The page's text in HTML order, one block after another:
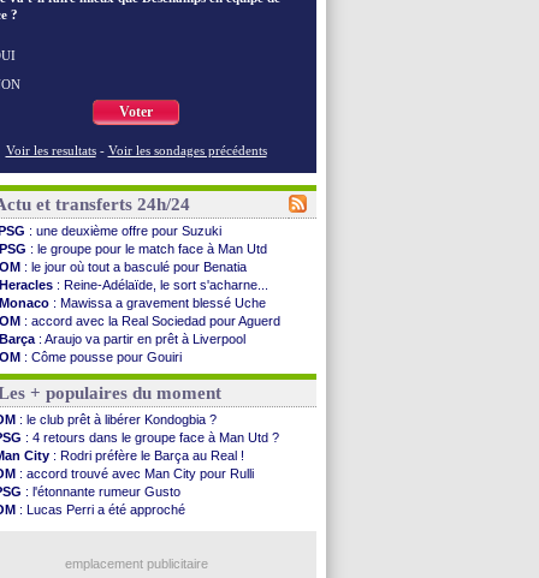
?
Voter
Voir les resultats - Voir les sondages précédents
et transferts 24h/24
: une deuxième offre pour Suzuki
PSG : le groupe pour le match face à Man Utd
OM : le jour où tout a basculé pour Benatia
Heracles : Reine-Adélaïde, le sort s'acharne...
Monaco : Mawissa a gravement blessé Uche
OM : accord avec la Real Sociedad pour Aguerd
Barça : Araujo va partir en prêt à Liverpool
OM : Côme pousse pour Gouiri
Man Utd: le groupe pour défier le PSG
: Caen premier leader
: Højbjerg, son agent maintient le suspense
: Gouiri évoque son avenir
: le transfert d'Asllani tombe à l'eau
: 1ère utilisation du Football Video Support
: Benatia envoie une pique à Longoria
: Al-Ahli veut Pape Gueye
: la dernière saison de Fonseca ?
: McCourt a versé 120 M€ en 2026
+ populaires du moment
: le club prêt à libérer Kondogbia ?
: 4 retours dans le groupe face à Man Utd ?
City : Rodri préfère le Barça au Real !
: accord trouvé avec Man City pour Rulli
: l'étonnante rumeur Gusto
: Lucas Perri a été approché
emplacement publicitaire